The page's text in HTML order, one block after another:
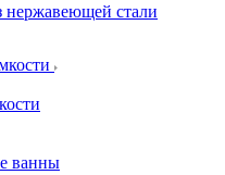
нержавеющей стали
ванны